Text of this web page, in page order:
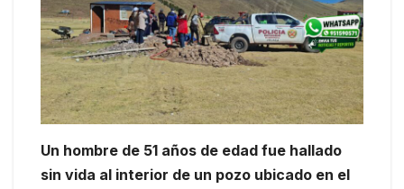
Un hombre de 51 años de edad fue hallado
sin vida al interior de un pozo ubicado en el